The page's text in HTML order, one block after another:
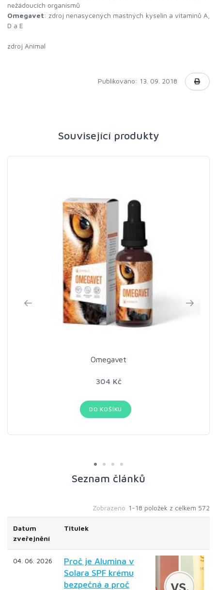
nežádoucích organismů
Omegavet: zdroj nenasycených mastných kyselin a vitaminů A,
D a E
zdroj Animal
Publikováno: 13. 09. 2018
Související produkty
Omegavet
304 Kč
DO KOŠÍKU
Seznam článků
Zobrazeno 1-18 položek z celkem 572
Datum
zveřejnění
Titulek
04. 06. 2026
Proč je Alumina v
Solara SPF krému
bezpečná a proč